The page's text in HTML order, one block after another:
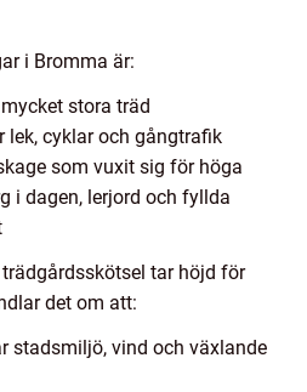
i Bromma är:
stora träd
cyklar och gångtrafik
som vuxit sig för höga
i dagen, lerjord och fyllda
tar höjd för
det om att:
stadsmiljö, vind och växlande